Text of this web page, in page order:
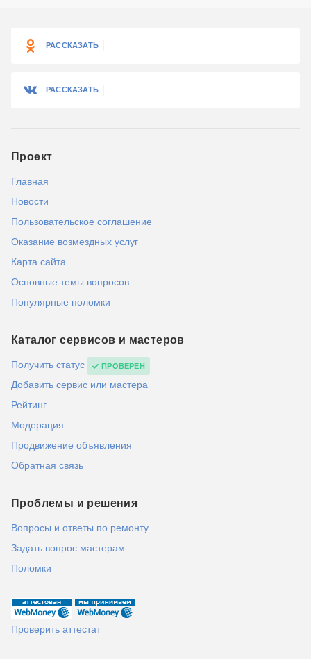
РАССКАЗАТЬ
РАССКАЗАТЬ
Проект
Главная
Новости
Пользовательское соглашение
Оказание возмездных услуг
Карта сайта
Основные темы вопросов
Популярные поломки
Каталог сервисов и мастеров
Получить статус ПРОВЕРЕН
Добавить сервис или мастера
Рейтинг
Модерация
Продвижение объявления
Обратная связь
Проблемы и решения
Вопросы и ответы по ремонту
Задать вопрос мастерам
Поломки
Проверить аттестат